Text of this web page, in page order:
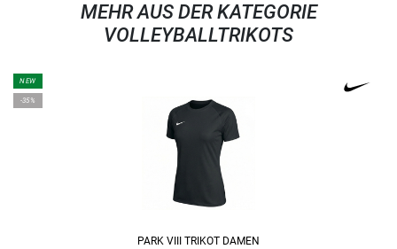
MEHR AUS DER KATEGORIE
VOLLEYBALLTRIKOTS
NEW
-35%
PARK VIII TRIKOT DAMEN